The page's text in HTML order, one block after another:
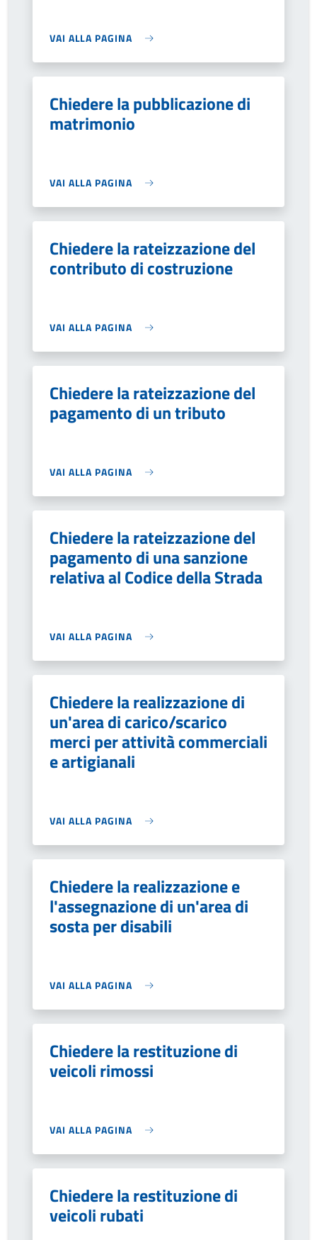
VAI ALLA PAGINA
Chiedere la pubblicazione di
matrimonio
VAI ALLA PAGINA
Chiedere la rateizzazione del
contributo di costruzione
VAI ALLA PAGINA
Chiedere la rateizzazione del
pagamento di un tributo
VAI ALLA PAGINA
Chiedere la rateizzazione del
pagamento di una sanzione
relativa al Codice della Strada
VAI ALLA PAGINA
Chiedere la realizzazione di
un'area di carico/scarico
merci per attività commerciali
e artigianali
VAI ALLA PAGINA
Chiedere la realizzazione e
l'assegnazione di un'area di
sosta per disabili
VAI ALLA PAGINA
Chiedere la restituzione di
veicoli rimossi
VAI ALLA PAGINA
Chiedere la restituzione di
veicoli rubati